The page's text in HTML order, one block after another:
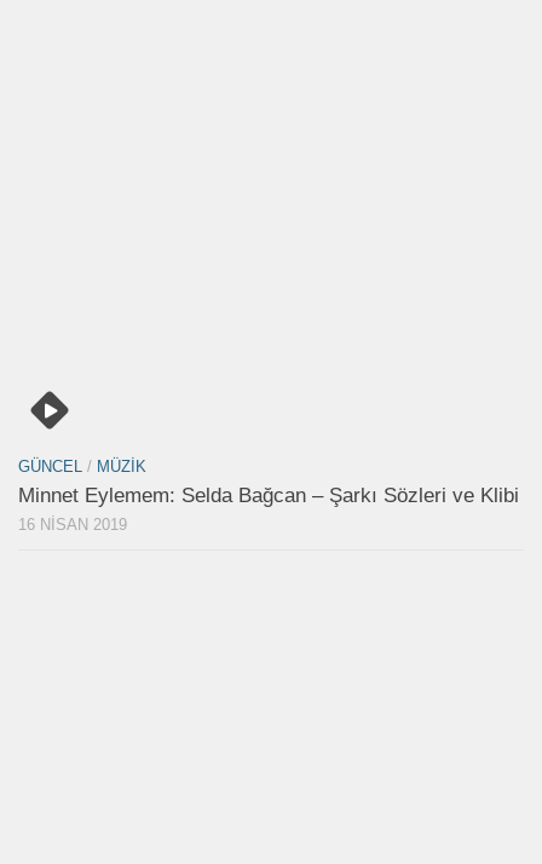
GÜNCEL / MÜZIK
Minnet Eylemem: Selda Bağcan – Şarkı Sözleri ve Klibi
16 NISAN 2019